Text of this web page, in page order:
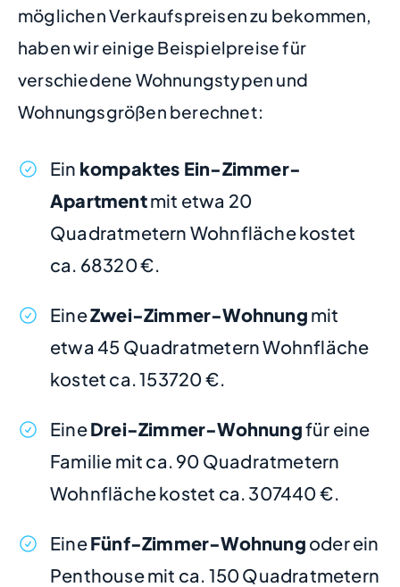
möglichen Verkaufspreisen zu bekommen,
haben wir einige Beispielpreise für
verschiedene Wohnungstypen und
Wohnungsgrößen berechnet:
Ein kompaktes Ein-Zimmer-
Apartmentmit etwa 20
Quadratmetern Wohnfläche kostet
ca. 68320 €.
EineZwei-Zimmer-Wohnung mit
etwa 45 Quadratmetern Wohnfläche
kostet ca. 153720 €.
EineDrei-Zimmer-Wohnungfür eine
Familie mit ca. 90 Quadratmetern
Wohnfläche kostet ca. 307440 €.
EineFünf-Zimmer-Wohnung oder ein
Penthouse mit ca. 150 Quadratmetern